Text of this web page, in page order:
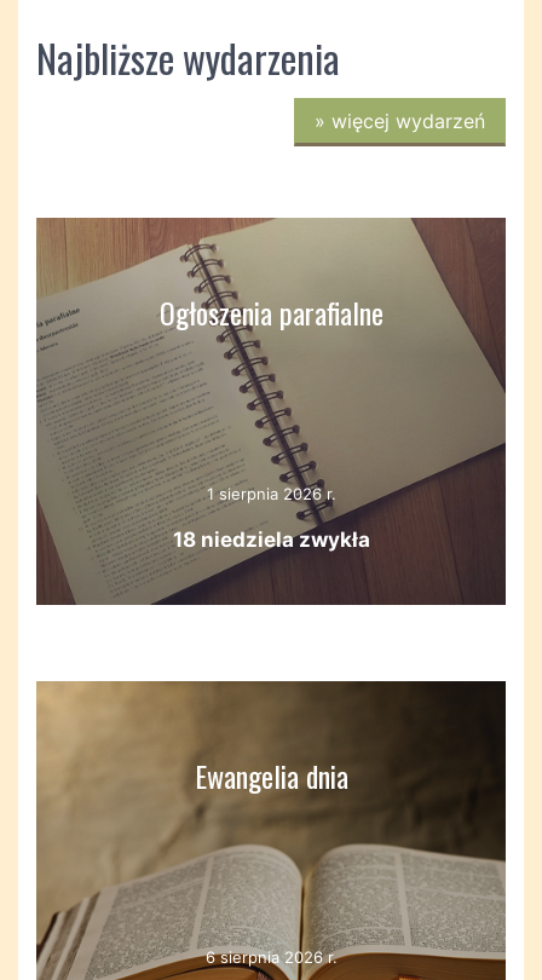
Najbliższe wydarzenia
» więcej wydarzeń
Ogłoszenia parafialne
1 sierpnia 2026 r.
18 niedziela zwykła
Ewangelia dnia
6 sierpnia 2026 r.